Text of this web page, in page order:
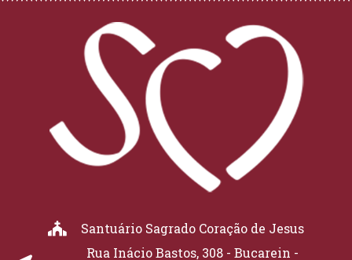
Santuário Sagrado Coração de Jesus
Rua Inácio Bastos, 308 - Bucarein -